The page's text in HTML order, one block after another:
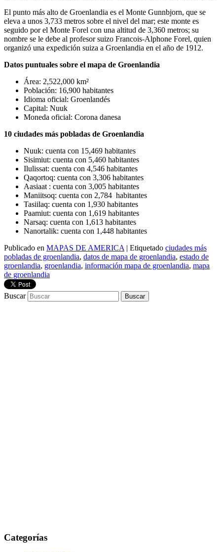
El punto más alto de Groenlandia es el Monte Gunnbjorn, que se
eleva a unos 3,733 metros sobre el nivel del mar; este monte es
seguido por el Monte Forel con una altitud de 3,360 metros; su
nombre se le debe al profesor suizo Francois-Alphone Forel, quien
organizó una expedición suiza a Groenlandia en el año de 1912.
Datos puntuales sobre el mapa de Groenlandia
Área: 2,522,000 km²
Población: 16,900 habitantes
Idioma oficial: Groenlandés
Capital: Nuuk
Moneda oficial: Corona danesa
10 ciudades más pobladas de Groenlandia
Nuuk: cuenta con 15,469 habitantes
Sisimiut: cuenta con 5,460 habitantes
Ilulissat: cuenta con 4,546 habitantes
Qaqortoq: cuenta con 3,306 habitantes
Aasiaat : cuenta con 3,005 habitantes
Maniitsoq: cuenta con 2,784 habitantes
Tasiilaq: cuenta con 1,930 habitantes
Paamiut: cuenta con 1,619 habitantes
Narsaq: cuenta con 1,613 habitantes
Nanortalik: cuenta con 1,448 habitantes
Publicado en MAPAS DE AMERICA | Etiquetado ciudades más
pobladas de groenlandia, datos de mapa de groenlandia, estado de
groenlandia, groenlandia, información mapa de groenlandia, mapa
de groenlandia
Buscar
Categorías